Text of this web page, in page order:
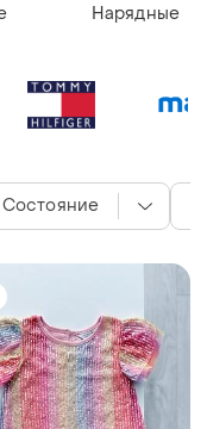
Нарядные
Состояние